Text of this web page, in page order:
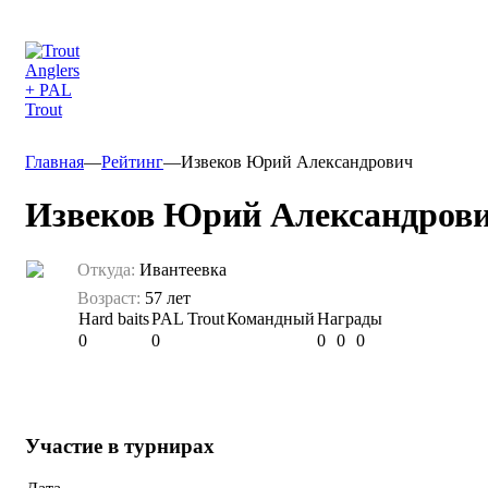
Главная—Рейтинг—Извеков Юрий Александрович
Извеков Юрий
Откуда: Ивантеевка
Возраст: 57 лет
Hard baitsPAL TroutКомандныйНаграды
0
0 0 0 0
Участие в турнирах